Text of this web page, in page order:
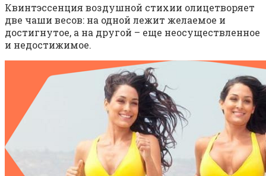
Квинтэссенция воздушной стихии олицетворяет
две чаши весов: на одной лежит желаемое и
достигнутое, а на другой – еще неосуществленное
и недостижимое.